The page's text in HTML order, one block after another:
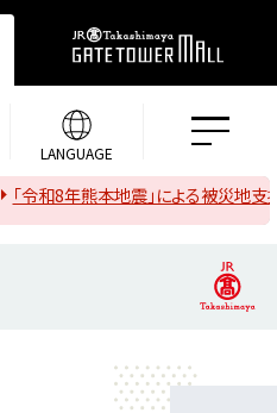
LANGUAGE
「令和8年熊本地震」による被災地支援